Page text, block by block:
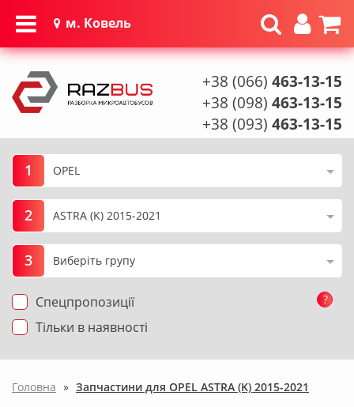
м. Ковель
+38 (066) 463-13-15
+38 (098) 463-13-15
+38 (093) 463-13-15
1
2
3
Спецпропозиції
Тільки в наявності
?
Головна » Запчастини для OPEL ASTRA (K) 2015-2021